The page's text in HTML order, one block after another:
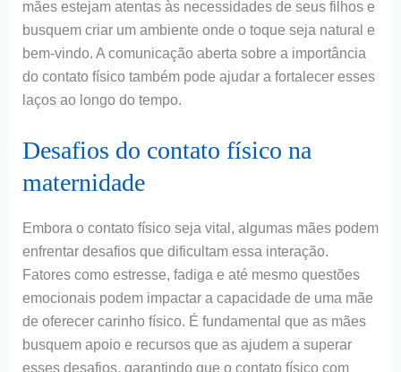
mães estejam atentas às necessidades de seus filhos e
busquem criar um ambiente onde o toque seja natural e
bem-vindo. A comunicação aberta sobre a importância
do contato físico também pode ajudar a fortalecer esses
laços ao longo do tempo.
Desafios do contato físico na
maternidade
Embora o contato físico seja vital, algumas mães podem
enfrentar desafios que dificultam essa interação.
Fatores como estresse, fadiga e até mesmo questões
emocionais podem impactar a capacidade de uma mãe
de oferecer carinho físico. É fundamental que as mães
busquem apoio e recursos que as ajudem a superar
esses desafios, garantindo que o contato físico com